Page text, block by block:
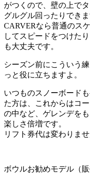
がつくので、壁の上で
グルグル回ったりできま
CARVERなら普通のス
してスピードをつけた
も大丈夫です。
シーズン前にこういう
っと役に立ちますよ。
いつものスノーボード
た方は、これからはコ
の中など、ゲレンデを
楽しさ倍増です。
リフト券代は変わりませ
ボウルお勧めモデル（販